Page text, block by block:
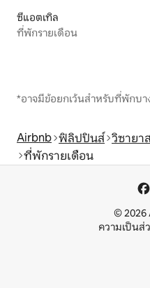
ซีแอตเทิล
ที่พักรายเดือน
*อาจมีข้อยกเว้นสำหรับที่พักบ
Airbnb ฟิลิปปินส์ วิซายา
ที่พักรายเดือน
© 2026
ความเป็นส่